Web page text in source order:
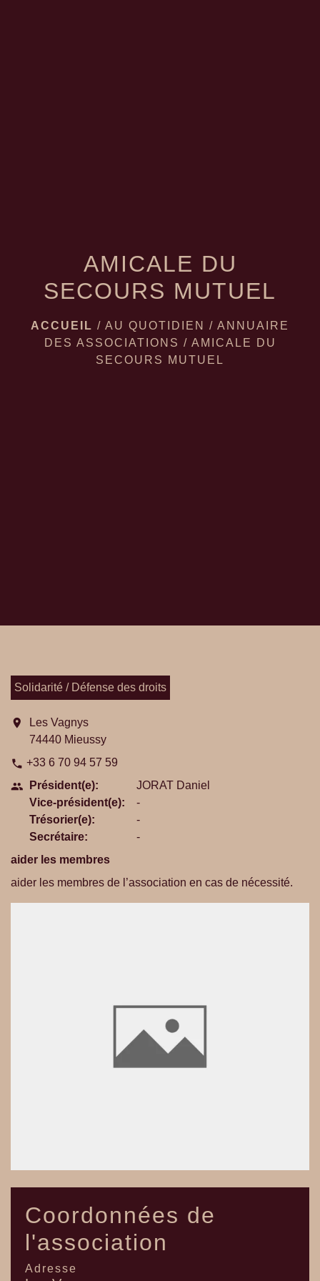
AMICALE DU
SECOURS MUTUEL
ACCUEIL / AU QUOTIDIEN / ANNUAIRE
DES ASSOCIATIONS / AMICALE DU
SECOURS MUTUEL
Solidarité / Défense des droits
location_on
Les Vagnys
74440 Mieussy
phone +33 6 70 94 57 59
people
Président(e):
Vice-président(e):
Trésorier(e):
Secrétaire:
JORAT Daniel
-
-
-
aider les membres
aider les membres de l’association en cas de nécessité.
Coordonnées de
l'association
Adresse